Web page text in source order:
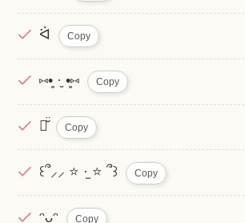
ᐛ Copy
⑅•͈ ·̮ •͈⑅ Copy
♡̆̈ Copy
꒰՞⸝⸝ ⭐️ ·̫ ⭐️ ՞꒱ Copy
ᵔᴗᵔ Copy